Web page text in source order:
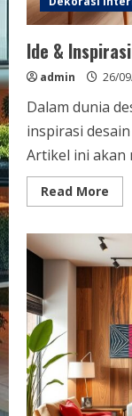
Ide &
admin 26/
Dalam dunia
inspirasi
Artikel ini akan
Read More
&